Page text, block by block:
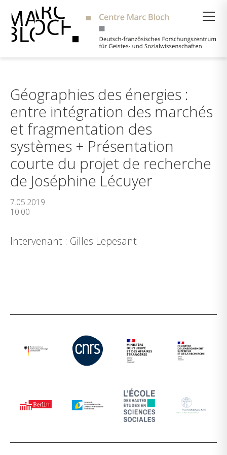
Géographies des énergies :
entre intégration des marchés
et fragmentation des
systèmes + Présentation
courte du projet de recherche
de Joséphine Lécuyer
7.05.2019
10:00
Intervenant : Gilles Lepesant